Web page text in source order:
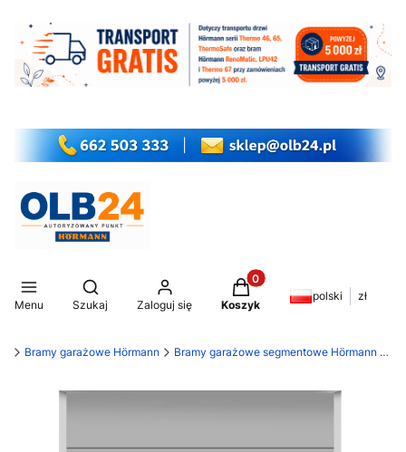
Menu
Otwórz wyszukiwarkę
Szukaj Zaloguj się
Produkty w koszyku: 0.
Koszyk
polski zł
Bramy garażowe Hörmann Bramy garażowe segmentowe Hörmann RenoMatic